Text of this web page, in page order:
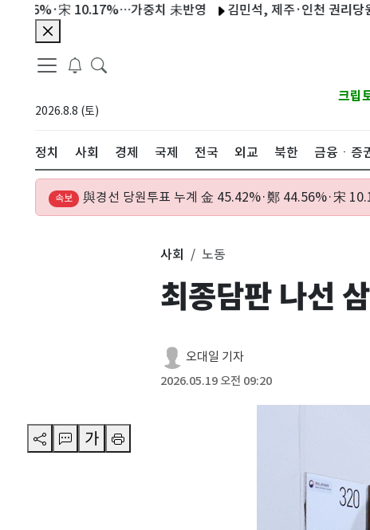
宋 10.17%…가중치 未반영 김민석, 제주·인천 권리당원 투
2026.8.8 (토)
크립
정치 사회 경제 국제 전국 외교 북한 금융ㆍ증
속보 與경선 당원투표 누계 金 45.42%·鄭 44.56%·宋
가
사회 노동
최종담판 나선
오대일 기자
2026.05.19 오전 09:20